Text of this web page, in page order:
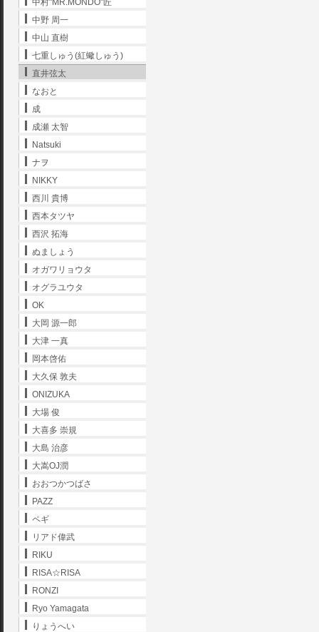
中村"MR.MONDO"匠
中野 周一
中山 直樹
七重しゅう(紅蠍しゅう)
直井弦太
なおと
成
成瀬 太智
Natsuki
ナヲ
NIKKY
西川 貴博
西本タツヤ
西沢 拓海
ぬましょう
オガワリョウタ
オグラユウタ
OK
大岡 源一郎
大津 一真
岡本啓佑
大久保 敦夫
ONIZUKA
大場 俊
大喜多 崇規
大島 治彦
大嵩OJ潤
おおつかつばさ
PAZZ
ペギ
リアド偉武
RIKU
RISA☆RISA
RONZI
Ryo Yamagata
りょうへい